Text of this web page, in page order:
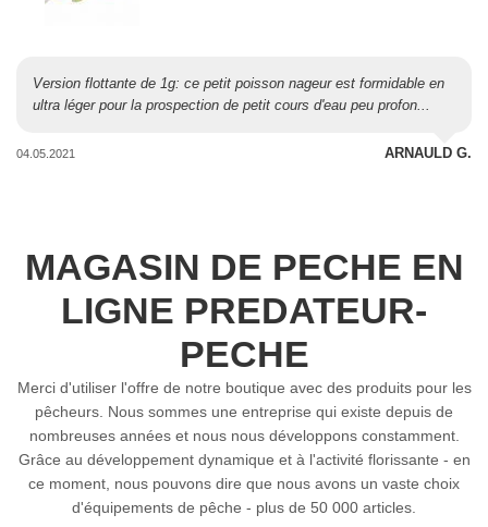
Version flottante de 1g: ce petit poisson nageur est formidable en
ultra léger pour la prospection de petit cours d'eau peu profon...
04.05.2021 ARNAULD G.
MAGASIN DE PECHE EN
LIGNE PREDATEUR-
PECHE
Merci d'utiliser l'offre de notre boutique avec des produits pour les
pêcheurs. Nous sommes une entreprise qui existe depuis de
nombreuses années et nous nous développons constamment.
Grâce au développement dynamique et à l'activité florissante - en
ce moment, nous pouvons dire que nous avons un vaste choix
d'équipements de pêche - plus de 50 000 articles.